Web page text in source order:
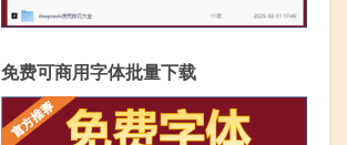
免费可商用字体批量下载